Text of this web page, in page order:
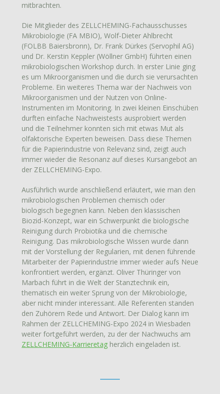
mitbrachten.
Die Mitglieder des ZELLCHEMING-Fachausschusses
Mikrobiologie (FA MBIO), Wolf-Dieter Ahlbrecht
(FOLBB Baiersbronn), Dr. Frank Dürkes (Servophil AG)
und Dr. Kerstin Keppler (Wöllner GmbH) führten einen
mikrobiologischen Workshop durch. In erster Linie ging
es um Mikroorganismen und die durch sie verursachten
Probleme. Ein weiteres Thema war der Nachweis von
Mikroorganismen und der Nutzen von Online-
Instrumenten im Monitoring. In zwei kleinen Einschüben
durften einfache Nachweistests ausprobiert werden
und die Teilnehmer konnten sich mit etwas Mut als
olfaktorische Experten beweisen. Dass diese Themen
für die Papierindustrie von Relevanz sind, zeigt auch
immer wieder die Resonanz auf dieses Kursangebot an
der ZELLCHEMING-Expo.
Ausführlich wurde anschließend erläutert, wie man den
mikrobiologischen Problemen chemisch oder
biologisch begegnen kann. Neben den klassischen
Biozid-Konzept, war ein Schwerpunkt die biologische
Reinigung durch Probiotika und die chemische
Reinigung. Das mikrobiologische Wissen wurde dann
mit der Vorstellung der Regularien, mit denen führende
Mitarbeiter der Papierindustrie immer wieder aufs Neue
konfrontiert werden, ergänzt. Oliver Thüringer von
Marbach führt in die Welt der Stanztechnik ein,
thematisch ein weiter Sprung von der Mikrobiologie,
aber nicht minder interessant. Alle Referenten standen
den Zuhörern Rede und Antwort. Der Dialog kann im
Rahmen der ZELLCHEMING-Expo 2024 in Wiesbaden
weiter fortgeführt werden, zu der der Nachwuchs am
ZELLCHEMING-Karrieretag herzlich eingeladen ist.